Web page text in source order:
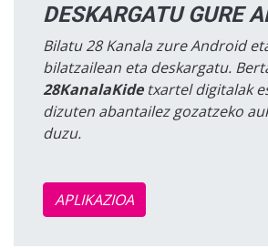
DESKARGATU GURE
Bilatu 28 Kanala zure Android
bilatzailean eta deskargatu.
28KanalaKidetxartel digitalak
dizuten abantailez gozatzeko
duzu.
APLIKAZIOA